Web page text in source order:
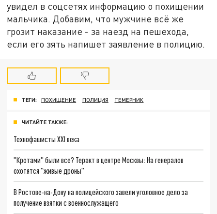
увидел в соцсетях информацию о похищении
мальчика. Добавим, что мужчине всё же
грозит наказание - за наезд на пешехода,
если его зять напишет заявление в полицию.
ТЕГИ: ПОХИЩЕНИЕ ПОЛИЦИЯ ТЕМЕРНИК
ЧИТАЙТЕ ТАКЖЕ:
Технофашисты XXI века
"Кротами" были все? Теракт в центре Москвы: На генералов
охотятся "живые дроны"
В Ростове-на-Дону на полицейского завели уголовное дело за
получение взятки с военнослужащего